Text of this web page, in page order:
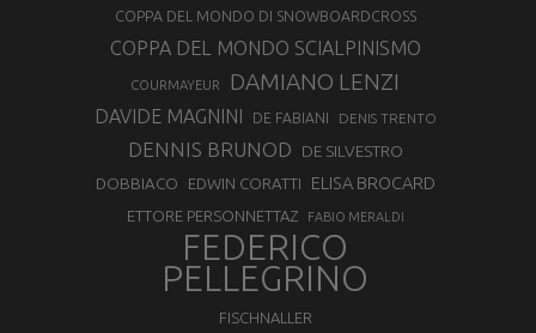
COPPA DEL MONDO DI SNOWBOARDCROSS
COPPA DEL MONDO SCIALPINISMO
COURMAYEUR DAMIANO LENZI
DAVIDE MAGNINI DE FABIANI DENIS TRENTO
DENNIS BRUNOD DE SILVESTRO
DOBBIACO EDWIN CORATTI ELISA BROCARD
ETTORE PERSONNETTAZ FABIO MERALDI
FEDERICO
PELLEGRINO
FISCHNALLER